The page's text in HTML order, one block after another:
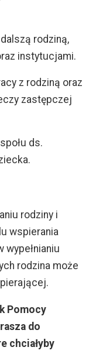
rodziną,
instytucjami.
z rodziną oraz
zastępczej
ds.
rodziny i
wspierania
rodzina może
Pomocy
do
chciałyby